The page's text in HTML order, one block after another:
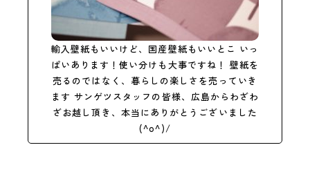
輸入壁紙もいいけど、国産壁紙もいいとこ いっ
ぱいあります！使い分けも大事ですね！ 壁紙を
売るのではなく、暮らしの楽しさを売っていき
ます サンゲツスタッフの皆様、広島からわざわ
ざお越し頂き、本当にありがとうございました
(^o^)/